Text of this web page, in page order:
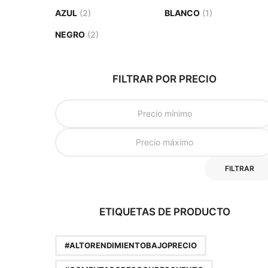
AZUL (2) BLANCO (1)
NEGRO (2)
FILTRAR POR PRECIO
FILTRAR
ETIQUETAS DE PRODUCTO
#ALTORENDIMIENTOBAJOPRECIO